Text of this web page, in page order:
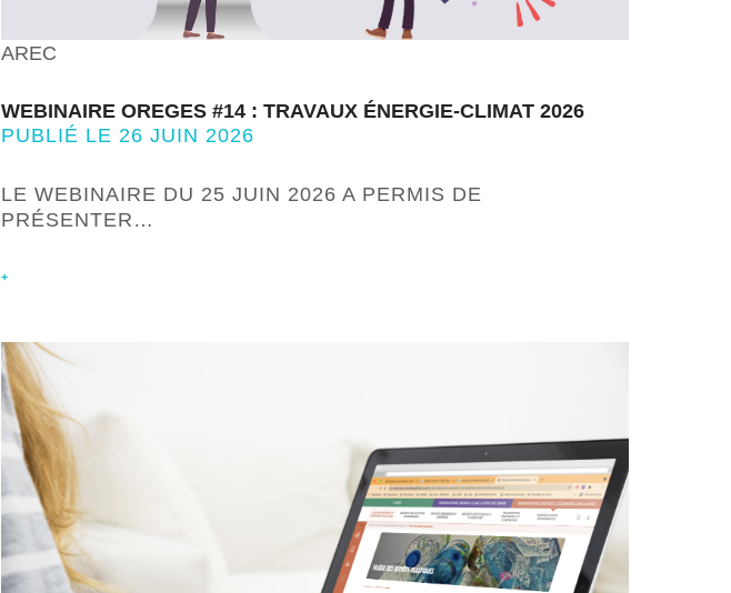
AREC
WEBINAIRE OREGES #14 : TRAVAUX ÉNERGIE-CLIMAT 2026
PUBLIÉ LE 26 JUIN 2026
LE WEBINAIRE DU 25 JUIN 2026 A PERMIS DE
PRÉSENTER…
+